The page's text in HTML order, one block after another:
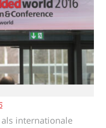
internationale